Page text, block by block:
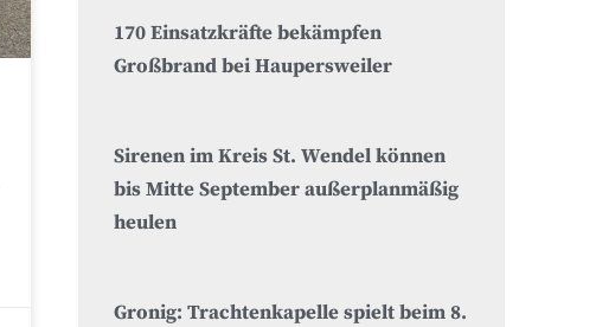
170 Einsatzkräfte bekämpfen
Großbrand bei Haupersweiler
Sirenen im Kreis St. Wendel können
bis Mitte September außerplanmäßig
heulen
Gronig: Trachtenkapelle spielt beim 8.